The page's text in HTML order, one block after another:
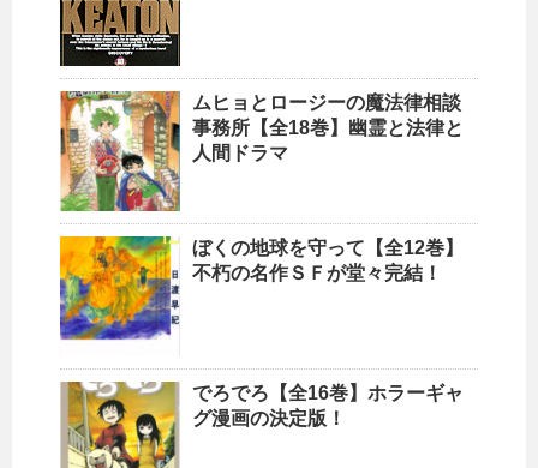
ムヒョとロージーの魔法律相談
事務所【全18巻】幽霊と法律と
人間ドラマ
ぼくの地球を守って【全12巻】
不朽の名作ＳＦが堂々完結！
でろでろ【全16巻】ホラーギャ
グ漫画の決定版！